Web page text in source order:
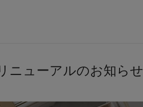
ニューアルのお知らせ